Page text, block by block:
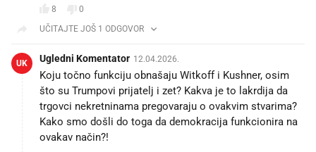
8
0
UČITAJTE JOŠ 1 ODGOVOR
UK Ugledni Komentator 12.04.2026.
Koju točno funkciju obnašaju Witkoff i Kushner, osim
što su Trumpovi prijatelj i zet? Kakva je to lakrdija da
trgovci nekretninama pregovaraju o ovakvim stvarima?
Kako smo došli do toga da demokracija funkcionira na
ovakav način?!